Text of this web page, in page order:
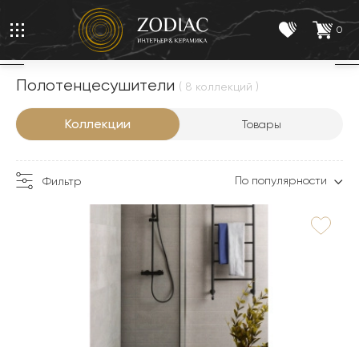
0
Полотенцесушители ( 8 коллекций )
Коллекции Товары
Фильтр По популярности